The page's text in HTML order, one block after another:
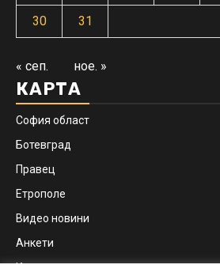
30 31
« сеп. ное. »
КАРТА
София област
Ботевград
Правец
Етрополе
Видео новини
Анкети
Контакти